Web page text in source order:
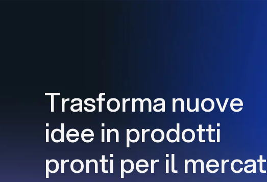
Trasforma nuove
idee in prodotti
pronti per il